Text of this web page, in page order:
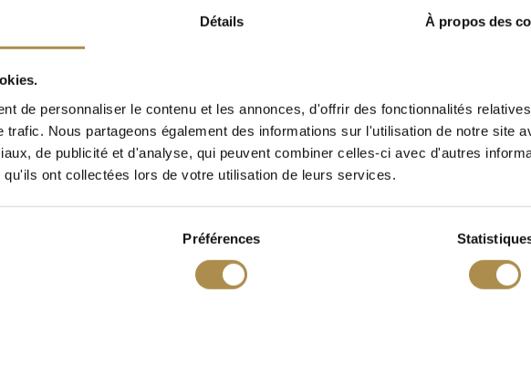
Détails À propos des
de personnaliser le contenu et les annonces, d'offrir des fonctionnalités
trafic. Nous partageons également des informations sur l'utilisation de notre site
de publicité et d'analyse, qui peuvent combiner celles-ci avec d'autres
ont collectées lors de votre utilisation de leurs services.
Préférences